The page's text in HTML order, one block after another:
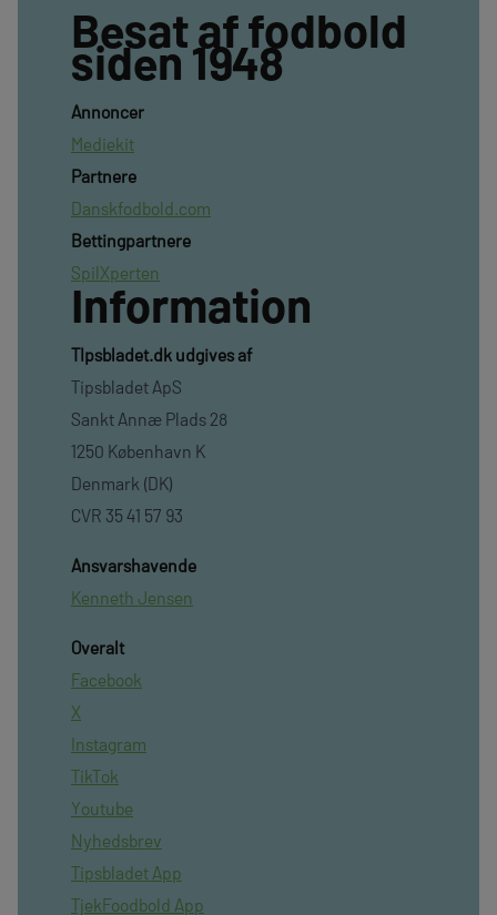
Besat af fodbold
siden 1948
Annoncer
Mediekit
Partnere
Danskfodbold.com
Bettingpartnere
SpilXperten
Information
TIpsbladet.dk udgives af
Tipsbladet ApS
Sankt Annæ Plads 28
1250 København K
Denmark (DK)
CVR 35 41 57 93
Ansvarshavende
Kenneth Jensen
Overalt
Facebook
X
Instagram
TikTok
Youtube
Nyhedsbrev
Tipsbladet App
TjekFoodbold App